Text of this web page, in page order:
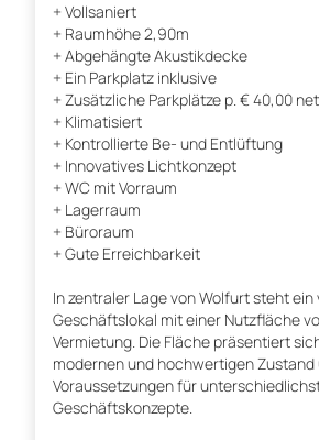
+ Vollsaniert
+ Raumhöhe 2,90m
+ Abgehängte Akustikdecke
+ Ein Parkplatz inklusive
+ Zusätzliche Parkplätze p. € 40,00
+ Klimatisiert
+ Kontrollierte Be- und Entlüftung
+ Innovatives Lichtkonzept
+ WC mit Vorraum
+ Lagerraum
+ Büroraum
+ Gute Erreichbarkeit
In zentraler Lage von Wolfurt steht
Geschäftslokal mit einer Nutzfläche
Vermietung. Die Fläche präsentiert
modernen und hochwertigen
Voraussetzungen für
Geschäftskonzepte.